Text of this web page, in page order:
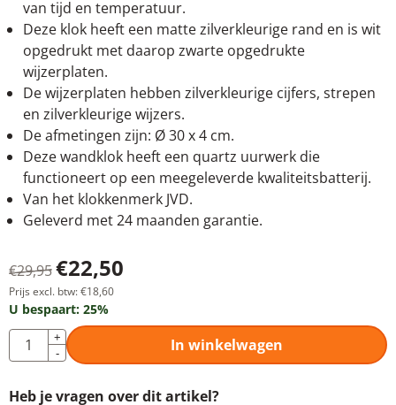
van tijd en temperatuur.
Deze klok heeft een matte zilverkleurige rand en is wit
opgedrukt met daarop zwarte opgedrukte
wijzerplaten.
De wijzerplaten hebben zilverkleurige cijfers, strepen
en zilverkleurige wijzers.
De afmetingen zijn: Ø 30 x 4 cm.
Deze wandklok heeft een quartz uurwerk die
functioneert op een meegeleverde kwaliteitsbatterij.
Van het klokkenmerk JVD.
Geleverd met 24 maanden garantie.
€29,95€22,50
Prijs excl. btw:€18,60
U bespaart: 25%
Aantal
+
-
In winkelwagen
Heb je vragen over dit artikel?